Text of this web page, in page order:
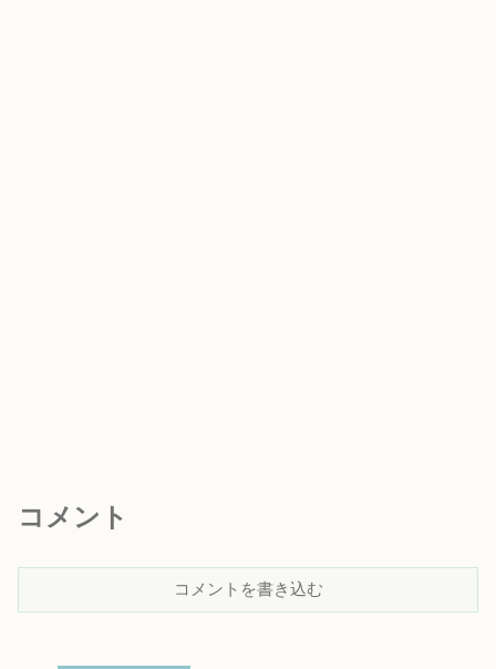
コメント
コメントを書き込む